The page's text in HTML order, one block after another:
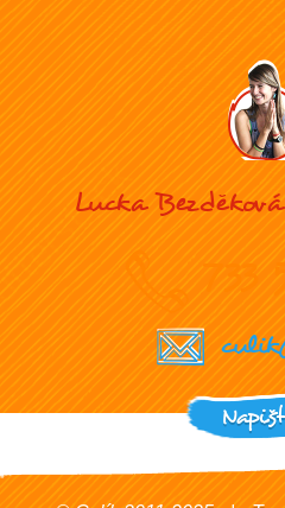
Lucka
733